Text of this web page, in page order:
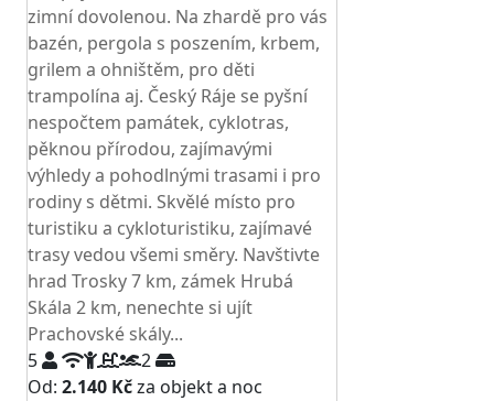
zimní dovolenou. Na zhardě pro vás
bazén, pergola s poszením, krbem,
grilem a ohništěm, pro děti
trampolína aj. Český Ráje se pyšní
nespočtem památek, cyklotras,
pěknou přírodou, zajímavými
výhledy a pohodlnými trasami i pro
rodiny s dětmi. Skvělé místo pro
turistiku a cykloturistiku, zajímavé
trasy vedou všemi směry. Navštivte
hrad Trosky 7 km, zámek Hrubá
Skála 2 km, nenechte si ujít
Prachovské skály...
5
2
Od: 2.140 Kčza objekt a noc